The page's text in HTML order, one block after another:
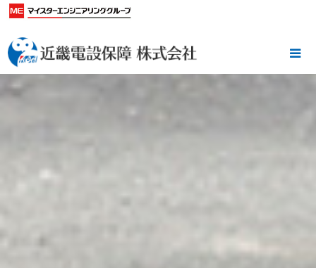
当社は、先端技術を駆使し産業の中枢を支える電力設備のコ
ディネーターです。